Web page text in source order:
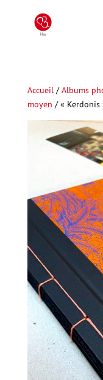
Accueil/Albums
moyen / « Kerdonis